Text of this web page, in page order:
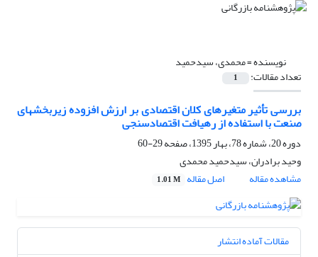
نویسنده =محمدی، سیدحمید
تعداد مقالات: 1
بررسی تأثیر متغیرهای کلان اقتصادی بر ارزش افزوده زیربخشهای
صنعت با استفاده از رهیافت اقتصادسنجی
دوره 20، شماره 78، بهار 1395، صفحه
29-60
وحید برادران، سیدحمید محمدی
مشاهده مقاله
اصل مقاله 1.01 M
مقالات آماده انتشار